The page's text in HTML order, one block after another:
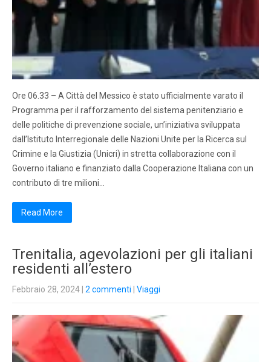
Ore 06.33 – A Città del Messico è stato ufficialmente varato il
Programma per il rafforzamento del sistema penitenziario e
delle politiche di prevenzione sociale, un’iniziativa sviluppata
dall’Istituto Interregionale delle Nazioni Unite per la Ricerca sul
Crimine e la Giustizia (Unicri) in stretta collaborazione con il
Governo italiano e finanziato dalla Cooperazione Italiana con un
contributo di tre milioni…
Read More
Trenitalia, agevolazioni per gli italiani
residenti all’estero
Febbraio 28, 2024 2 commenti Viaggi